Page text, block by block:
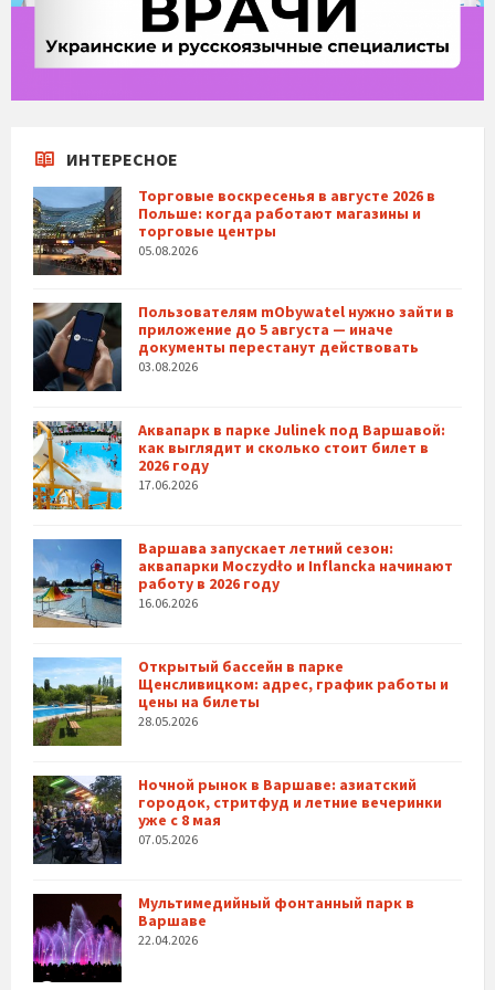
ИНТЕРЕСНОЕ
Торговые воскресенья в августе 2026 в
Польше: когда работают магазины и
торговые центры
05.08.2026
Пользователям mObywatel нужно зайти в
приложение до 5 августа — иначе
документы перестанут действовать
03.08.2026
Аквапарк в парке Julinek под Варшавой:
как выглядит и сколько стоит билет в
2026 году
17.06.2026
Варшава запускает летний сезон:
аквапарки Moczydło и Inflancka начинают
работу в 2026 году
16.06.2026
Открытый бассейн в парке
Щенсливицком: адрес, график работы и
цены на билеты
28.05.2026
Ночной рынок в Варшаве: азиатский
городок, стритфуд и летние вечеринки
уже с 8 мая
07.05.2026
Мультимедийный фонтанный парк в
Варшаве
22.04.2026